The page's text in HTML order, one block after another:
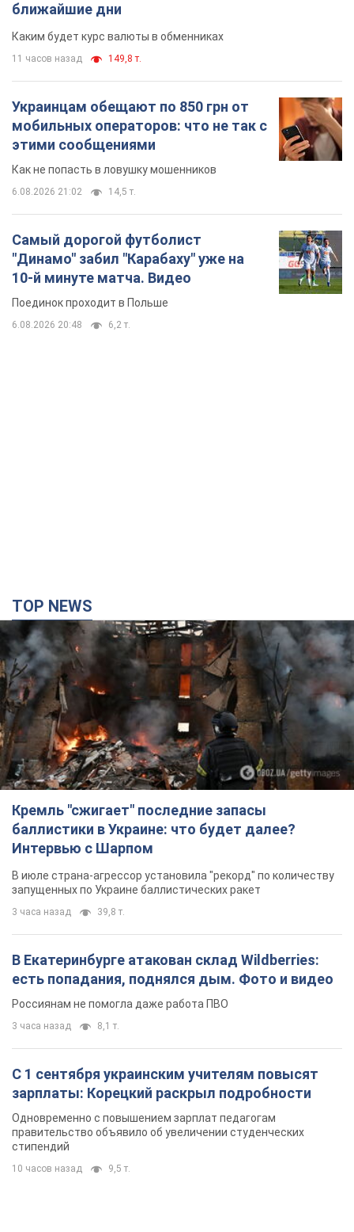
ближайшие дни
Каким будет курс валюты в обменниках
11 часов назад 149,8 т.
Украинцам обещают по 850 грн от
мобильных операторов: что не так с
этими сообщениями
Как не попасть в ловушку мошенников
6.08.2026 21:02 14,5 т.
Самый дорогой футболист
"Динамо" забил "Карабаху" уже на
10-й минуте матча. Видео
Поединок проходит в Польше
6.08.2026 20:48 6,2 т.
TOP NEWS
Кремль "сжигает" последние запасы
баллистики в Украине: что будет далее?
Интервью с Шарпом
В июле страна-агрессор установила "рекорд" по количеству
запущенных по Украине баллистических ракет
3 часа назад 39,8 т.
В Екатеринбурге атакован склад Wildberries:
есть попадания, поднялся дым. Фото и видео
Россиянам не помогла даже работа ПВО
3 часа назад 8,1 т.
С 1 сентября украинским учителям повысят
зарплаты: Корецкий раскрыл подробности
Одновременно с повышением зарплат педагогам
правительство объявило об увеличении студенческих
стипендий
10 часов назад 9,5 т.